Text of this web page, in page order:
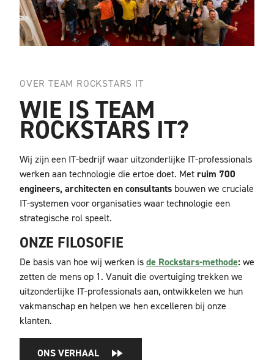
OVER TEAM ROCKSTARS IT
WIE IS TEAM
ROCKSTARS IT?
Wij zijn een IT-bedrijf waar uitzonderlijke IT-professionals
werken aan technologie die ertoe doet. Metruim 700
engineers, architecten en consultants bouwen we cruciale
IT-systemen voor organisaties waar technologie een
strategische rol speelt.
ONZE FILOSOFIE
De basis van hoe wij werken isde Rockstars-methode:we
zetten de mens op 1. Vanuit die overtuiging trekken we
uitzonderlijke IT-professionals aan,ontwikkelen we hun
vakmanschap en helpen we hen excelleren bij onze
klanten.
ONS VERHAAL